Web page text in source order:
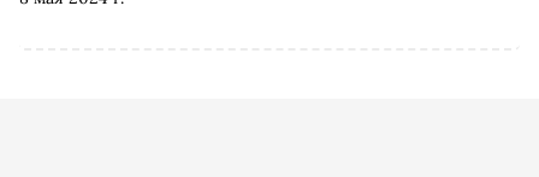
режиссер при создании этой работы